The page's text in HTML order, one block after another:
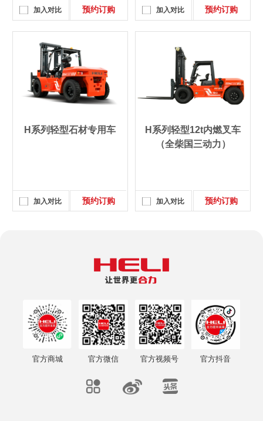
加入对比 预约订购 加入对比 预约订购
H系列轻型石材专用车
加入对比 预约订购
H系列轻型12t内燃叉车
（全柴国三动力）
加入对比 预约订购
官方商城 官方微信 官方视频号 官方抖音